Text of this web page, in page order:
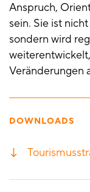
Anspruch,
sein. Sie ist
sondern wird
Veränderungen
DOWNLOADS